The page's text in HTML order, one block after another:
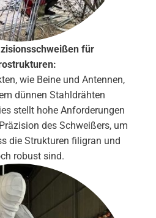
für
wie Beine und Antennen,
dünnen Stahldrähten
stellt hohe Anforderungen
des Schweißers, um
die Strukturen filigran und
robust sind.